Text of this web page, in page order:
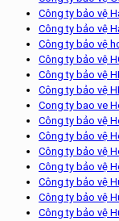
Công ty bảo vệ
Công ty bảo vệ
Công ty bảo vệ
Công ty bảo vệ
Công ty bảo vệ
Công ty bảo vệ
Cong ty bao ve
Công ty bảo vệ
Công ty bảo vệ
Công ty bảo vệ
Công ty bảo vệ
Công ty bảo vệ
Công ty bảo vệ
Công ty bảo vệ